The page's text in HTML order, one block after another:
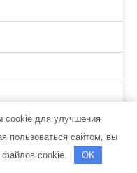
cookie для улучшения
пользоваться сайтом, вы
файлов cookie.
OK